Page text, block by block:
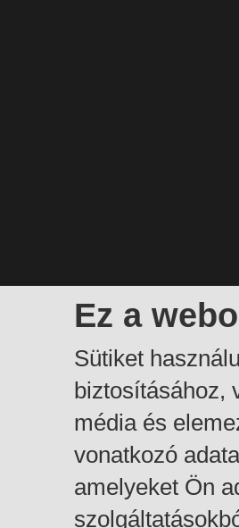
Ez a
Sütiket
biztosításához,
média és
vonatkozó
amelyeket Ön